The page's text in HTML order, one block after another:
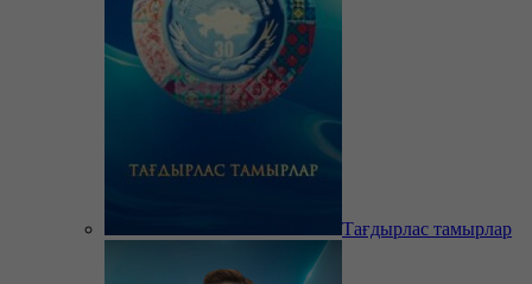
Тағдырлас тамырлар